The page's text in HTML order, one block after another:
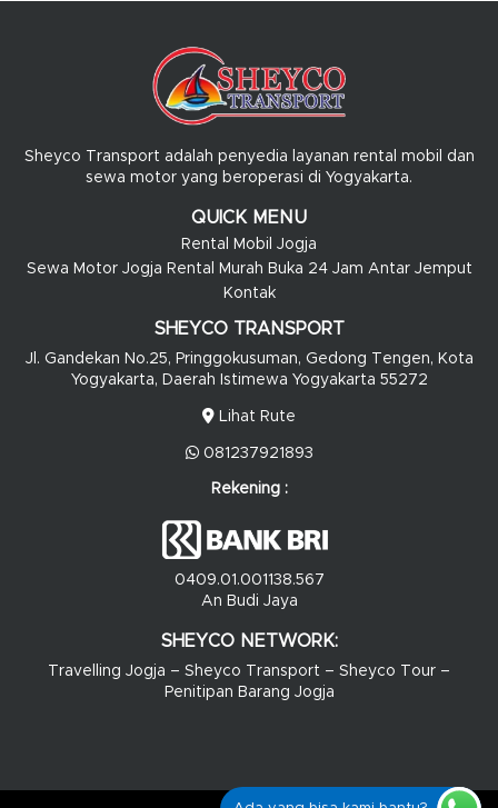
Sheyco Transport adalah penyedia layanan rental mobil dan
sewa motor yang beroperasi di Yogyakarta.
QUICK MENU
Rental Mobil Jogja
Sewa Motor Jogja Rental Murah Buka 24 Jam Antar Jemput
Kontak
SHEYCO TRANSPORT
Jl. Gandekan No.25, Pringgokusuman, Gedong Tengen, Kota
Yogyakarta, Daerah Istimewa Yogyakarta 55272
Lihat Rute
081237921893
Rekening :
0409.01.001138.567
An Budi Jaya
SHEYCO NETWORK:
Travelling Jogja – Sheyco Transport – Sheyco Tour –
Penitipan Barang Jogja